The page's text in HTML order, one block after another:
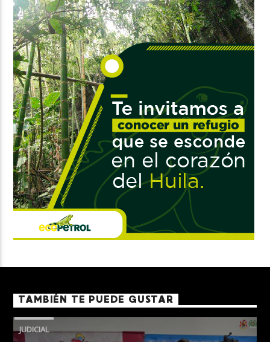
TAMBIÉN TE PUEDE GUSTAR
JUDICIAL